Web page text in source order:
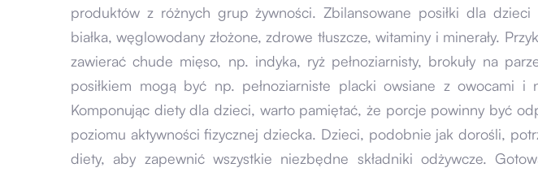
produktów z różnych grup żywności. Zbilansowane posiłki dla
białka, węglowodany złożone, zdrowe tłuszcze, witaminy i minerały.
zawierać chude mięso, np. indyka, ryż pełnoziarnisty, brokuły na
posiłkiem mogą być np. pełnoziarniste placki owsiane z owocami i
Komponując diety dla dzieci, warto pamiętać, że porcje powinny być
poziomu aktywności fizycznej dziecka. Dzieci, podobnie jak dorośli,
diety, aby zapewnić wszystkie niezbędne składniki odżywcze.